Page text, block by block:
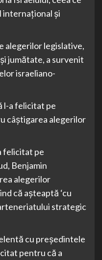
internaţional şi
alegerilor legislative,
jumătate, a survenit
israeliano-
l-a felicitat pe
câştigarea alegerilor
felicitat pe
Benjamin
alegerilor
că aşteaptă ‘cu
strategic
cu preşedintele
pentru că a